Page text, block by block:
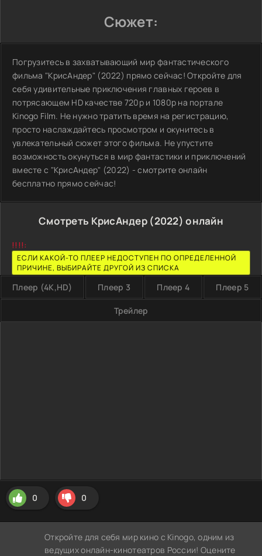
Сюжет:
Погрузитесь в захватывающий мир фантастического
фильма "КрисАндер" (2022) прямо сейчас! Откройте для
себя удивительные приключения главных героев в
потрясающем HD качестве 720p и 1080p на портале
Kinogo Film. Не нужно тратить время на регистрацию,
просто наслаждайтесь просмотром и окунитесь в
увлекательный сюжет этого фильма. Не упустите
возможность окунуться в мир фантастики и приключений
вместе с "КрисАндер" (2022) - смотрите онлайн
бесплатно прямо сейчас!
Смотреть КрисАндер (2022) онлайн
!!!!:
ЕСЛИ КАКОЙ-ТО ПЛЕЕР НЕДОСТУПЕН ПО ОПРЕДЕЛЕННОЙ
ПРИЧИНЕ, ВЫБИРАЙТЕ ДРУГОЙ ИЗ СПИСКА
Плеер (4K,HD) Плеер 3 Плеер 4 Плеер 5
Трейлер
0 0
Откройте для себя мир кино с Kinogo, одним из
ведущих онлайн-кинотеатров России! Оцените